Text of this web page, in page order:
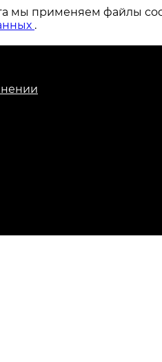
мы применяем файлы
.